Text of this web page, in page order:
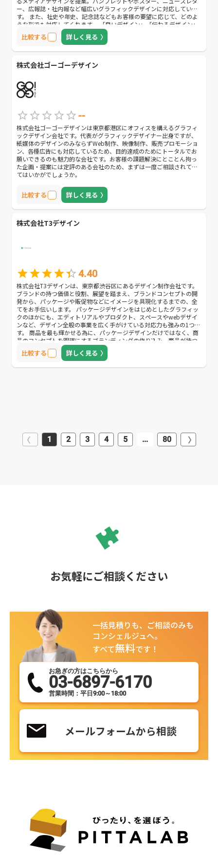
ー、広報誌・社内報など幅広いグラフィックデザインに対応していま
す。 また、社史や年史、記念誌などもお客様の要望に応じて、どのよ
うな形でも対応してくれます。 「良いデザイン」「伝わるデザイン」
に悩んでいる方は、是非一度問い合わせてみましょう。
比較する 詳しく見る
株式会社ゴーゴーデザイン
--
株式会社ゴーゴーデザインは東京都港区にオフィスを構えるグラフィ
ックデザイン会社です。代表がグラフィックデザイナー出身ですが、
紙媒体のデザインのみならずWeb制作、映像制作、販売プロモーショ
ン、各種広告にも対応しているため、目的達成のためにトータルでお
願いできるのも魅力的な会社です。お客様の課題解決にとことん拘っ
た企画・提案には定評のある会社のため、まずは一度ご相談されてみ
てはいかがでしょうか。
比較する 詳しく見る
株式会社T3デザイン
4.40
株式会社T3デザインは、東京都渋谷区にあるデザイン制作会社です。
ブランドの持つ価値と役割、展望を踏まえ、ブランドコンセプトの開
発から、パッケージや販促物などにイメージを具現化するまでの、全
てをお手伝いします。 パッケージデザインをはじめとしたグラフィッ
クのほかにも、エディトリアルやプロダクト、スペースやwebデザイ
ンなど、デザイン全般の事業を広く手がけている対応力も強みの1つで
す。 商品を最も輝かせる為に、パッケージデザインだけではなく、商
品のコンセプトを明確にするブランディングの作り込み、商品が持つ
世界観を広く伝える販促物デザインまでを行い、個性を最大限に引き
出す方法をご提案します。 また撮影やキャスティング、コピーライテ
ィングも対応可能で、オプションフォローも充実しています。 「入念
比較する 詳しく見る
1 2 3 4 5 ... 80
お気軽にご相談ください
一括見積りも、ご相談のみも
コンシェルジュへ。
すべて無料です！
お急ぎの方はこちらから
03-6897-6170
営業時間：平日9:00～18:00
メールフォームから相談